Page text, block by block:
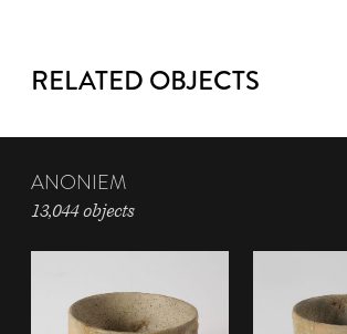
RELATED OBJECTS
ANONIEM
13,044 objects